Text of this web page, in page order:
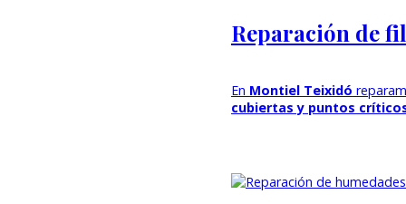
Reparación de
En Montiel Teixidó
cubiertas y puntos